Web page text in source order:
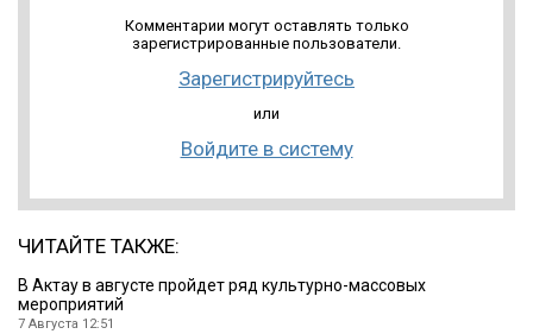
Комментарии могут оставлять только
зарегистрированные пользователи.
Зарегистрируйтесь
или
Войдите в систему
ЧИТАЙТЕ ТАКЖЕ:
В Актау в августе пройдет ряд культурно-массовых
мероприятий
7 Августа 12:51